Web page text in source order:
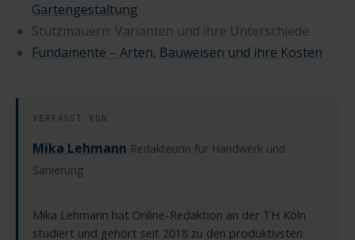
Gartengestaltung
Stützmauern: Varianten und ihre Unterschiede
Fundamente – Arten, Bauweisen und ihre Kosten
VERFASST VON
Mika Lehmann Redakteurin für Handwerk und
Sanierung
Mika Lehmann hat Online-Redaktion an der TH Köln
studiert und gehört seit 2018 zu den produktivsten